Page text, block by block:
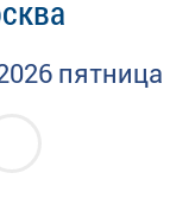
пятница